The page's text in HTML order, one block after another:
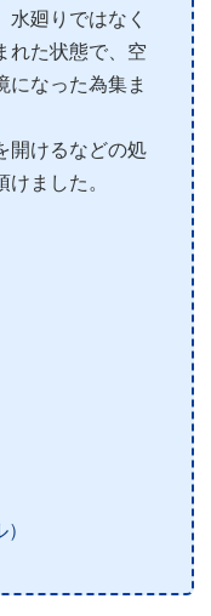
水廻りではなく
れた状態で、空
になった為集ま
開けるなどの処
ました。